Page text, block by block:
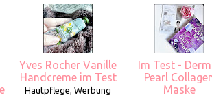
Yves Rocher Vanille
Handcreme im Test
Hautpflege, Werbung
Im Test -
Pearl
Maske